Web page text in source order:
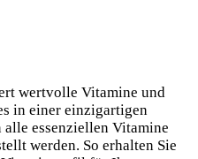
wertvolle Vitamine und
in einer einzigartigen
essenziellen Vitamine
werden. So erhalten Sie